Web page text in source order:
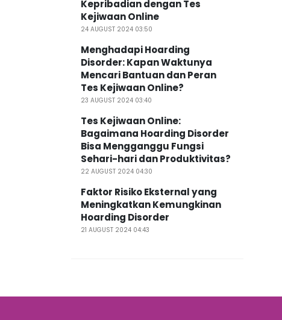
Kepribadian dengan Tes
Kejiwaan Online
24 AUGUST 2024 03:50
Menghadapi Hoarding
Disorder: Kapan Waktunya
Mencari Bantuan dan Peran
Tes Kejiwaan Online?
23 AUGUST 2024 03:40
Tes Kejiwaan Online:
Bagaimana Hoarding Disorder
Bisa Mengganggu Fungsi
Sehari-hari dan Produktivitas?
22 AUGUST 2024 04:30
Faktor Risiko Eksternal yang
Meningkatkan Kemungkinan
Hoarding Disorder
21 AUGUST 2024 04:43